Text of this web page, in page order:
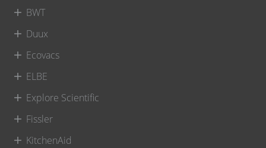
BWT
Duux
Ecovacs
ELBE
Explore Scientific
Fissler
KitchenAid